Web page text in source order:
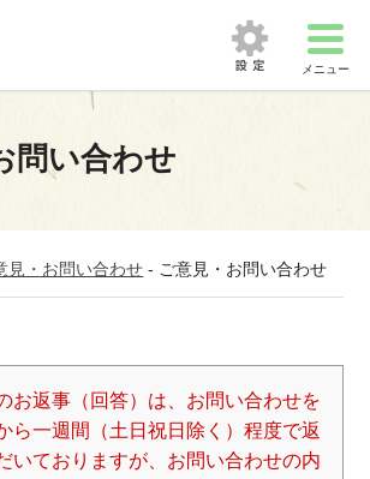
メニュー
問い合わせ
見・お問い合わせ - ご意見・お問い合わせ
お返事（回答）は、お問い合わせを
ら一週間（土日祝日除く）程度で返
いておりますが、お問い合わせの内